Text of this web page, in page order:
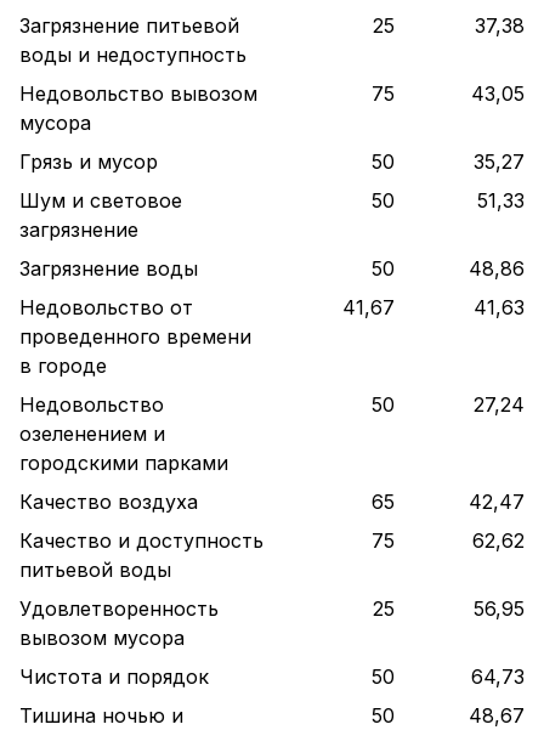
Загрязнение питьевой
воды и недоступность
25 37,38
Недовольство вывозом
мусора
75 43,05
Грязь и мусор 50
35,27
Шум и световое
загрязнение
50 51,33
Загрязнение воды 50
48,86
Недовольство от
проведенного времени
в городе
41,67 41,63
Недовольство
озеленением и
городскими парками
50 27,24
Качество воздуха 65
42,47
Качество и доступность
питьевой воды
75 62,62
Удовлетворенность
вывозом мусора
25 56,95
Чистота и порядок 50
64,73
Тишина ночью и
50 48,67